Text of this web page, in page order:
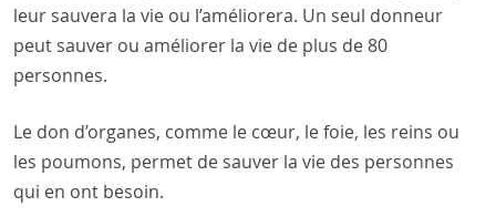
leur sauvera la vie ou l’améliorera. Un seul donneur
peut sauver ou améliorer la vie de plus de 80
personnes.
Le don d’organes, comme le cœur, le foie, les reins ou
les poumons, permet de sauver la vie des personnes
qui en ont besoin.